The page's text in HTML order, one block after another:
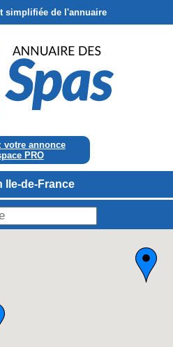
simplifiée de l'annuaire
votre annonce
PRO
Ile-de-France